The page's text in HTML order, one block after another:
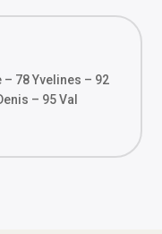
– 78 Yvelines – 92
– 95 Val